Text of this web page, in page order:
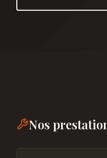
Nos